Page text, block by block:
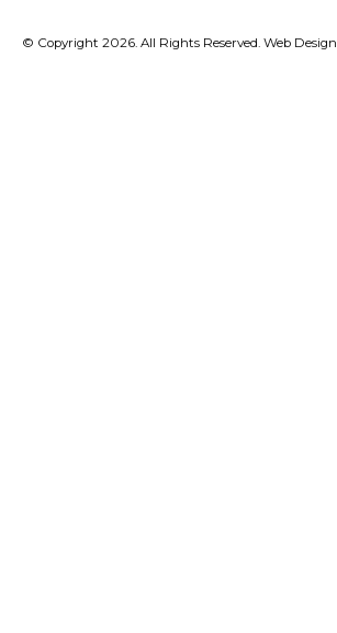
© Copyright 2026. All Rights Reserved. Web Design